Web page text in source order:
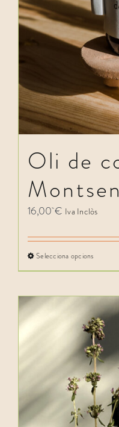
Oli de
16,00€ Iva Inclòs
Selecciona opcions